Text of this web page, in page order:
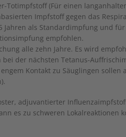
Totimpfstoff (Für einen
Impfstoff gegen das
Jahren als Standardimpfung und
empfohlen.
alle zehn Jahre. Es wird
bei der nächsten Tetanus-
Kontakt zu Säuglingen sollen
adjuvantierter
es zu schweren Lokalreaktionen